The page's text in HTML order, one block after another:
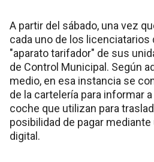
A partir del sábado, una vez
cada uno de los licenciatarios
"aparato tarifador" de sus
de Control Municipal. Según
medio, en esa instancia se
de la cartelería para informar
coche que utilizan para
posibilidad de pagar
digital.